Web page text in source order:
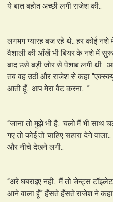
ये बात बहोत अच्छी लगी राजेश की..
लगभग ग्यारह बज रहे थे.. हर कोई नशे
वैशाली की आँखें भी बियर के नशे में
बाद उसे बड़ी जोर से पेशाब लगी थी..
तब वह उठी और राजेश से कहा
आती हूँ.. आप मेरा वैट करना.. ”
“जाना तो मुझे भी है.. चलो मैं भी साथ
गए तो कोई तो चाहिए सहारा देने
और नीचे देखने लगी..
“अरे घबराइए नही.. मैं तो जेन्ट्स
आने वाला हूँ” हँसते हँसते राजेश ने कहा